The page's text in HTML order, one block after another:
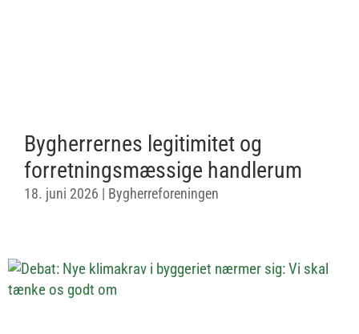
Bygherrernes legitimitet og
forretningsmæssige handlerum
18. juni 2026 | Bygherreforeningen